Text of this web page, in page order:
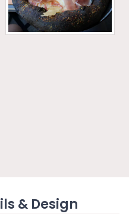
& Design